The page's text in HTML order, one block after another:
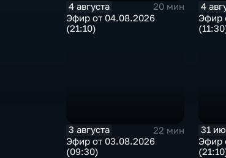
4 августа
20 мин
Эфир от 04.08.2026
(21:10)
4
Эфир
3 августа
22 мин
Эфир от 03.08.2026
(09:30)
31
Эфир